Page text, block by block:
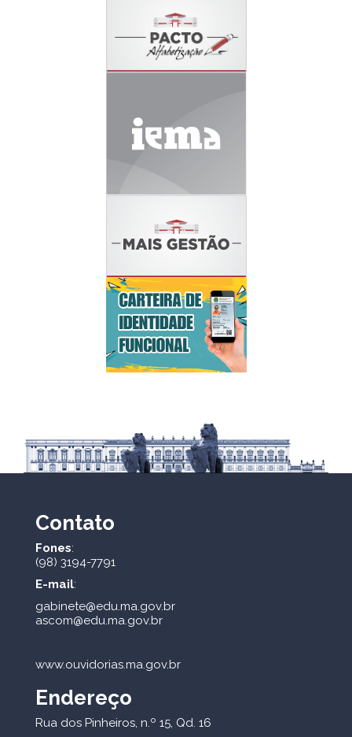
Contato
Fones:
(98) 3194-7791
E-mail:
gabinete@edu.ma.gov.br
ascom@edu.ma.gov.br
www.ouvidorias.ma.gov.br
Endereço
Rua dos Pinheiros, n.º 15, Qd. 16